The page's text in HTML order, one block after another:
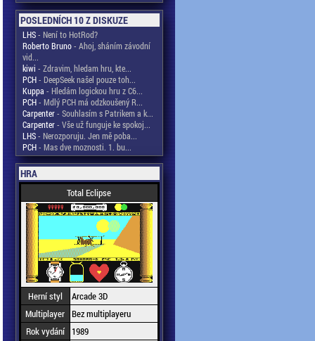
POSLEDNÍCH 10 Z DISKUZE
LHS- Není to HotRod?
Roberto Bruno- Ahoj, sháním závodní
vid...
kiwi - Zdravim, hledam hru, kte...
PCH- DeepSeek našel pouze toh...
Kuppa - Hledám logickou hru z C6...
PCH- Mdlý PCH má odzkoušený R...
Carpenter- Souhlasím s Patrikem a k...
Carpenter- Vše už funguje ke spokoj...
LHS- Nerozporuju. Jen mě poba...
PCH- Mas dve moznosti. 1. bu...
HRA
Total Eclipse
Herní styl
Arcade 3D
Multiplayer Bez multiplayeru
Rok vydání
1989